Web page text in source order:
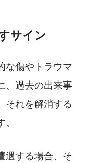
サイン
な傷やトラウマ
、過去の出来事
それを解消する
遇する場合、そ